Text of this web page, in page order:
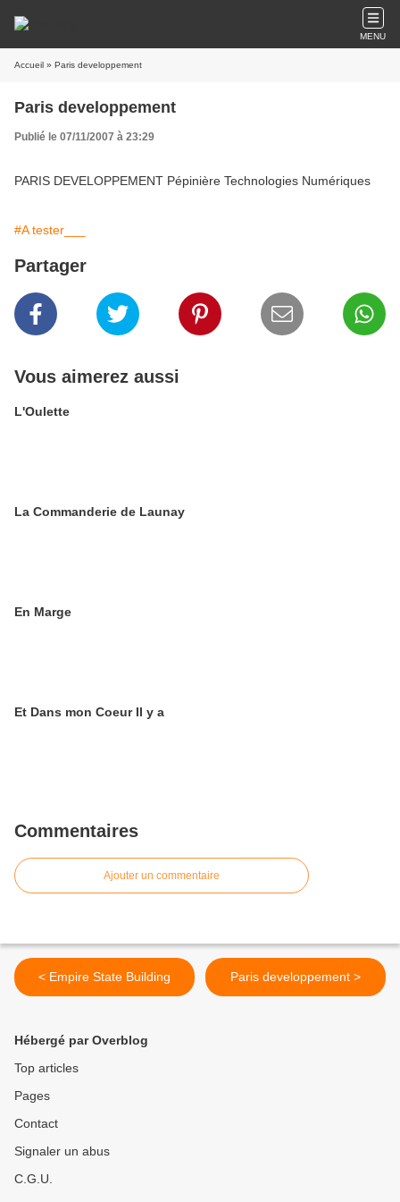
MENU
Accueil » Paris developpement
Paris developpement
Publié le 07/11/2007 à 23:29
PARIS DEVELOPPEMENT Pépinière Technologies Numériques
#A tester___
Partager
Vous aimerez aussi
L'Oulette
La Commanderie de Launay
En Marge
Et Dans mon Coeur Il y a
Commentaires
Ajouter un commentaire
< Empire State Building Paris developpement >
Hébergé par Overblog
Top articles
Pages
Contact
Signaler un abus
C.G.U.